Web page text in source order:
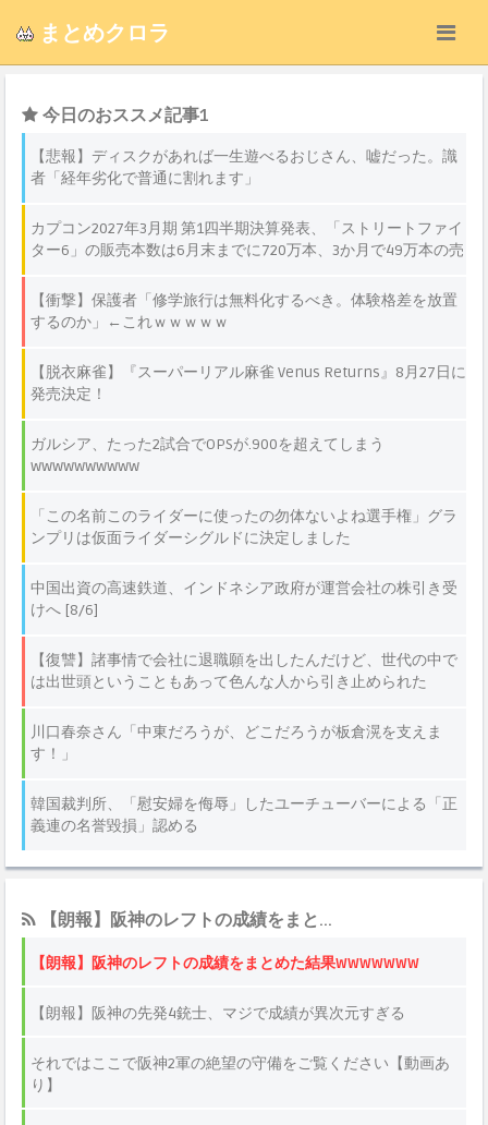
まとめクロラ
【朗報】阪神のレフトの成績をまと...
【朗報】阪神のレフトの成績をまとめた結果wwwwwww
【朗報】阪神の先発4銃士、マジで成績が異次元すぎる
それではここで阪神2軍の絶望の守備をご覧ください【動画あ
り】